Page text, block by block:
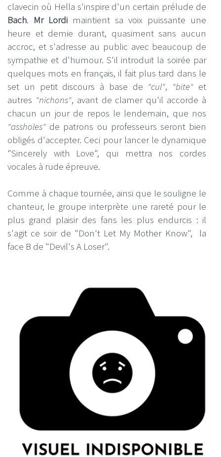
clavecin où Hella s'inspire d'un certain prélude de
Bach. Mr Lordi maintient sa voix puissante une
heure et demie durant, quasiment sans aucun
accroc, et s'adresse au public avec beaucoup de
sympathie et d'humour. S'il introduit la soirée par
quelques mots en français, il fait plus tard dans le
set un petit discours à base de "cul", "bite" et
autres "nichons", avant de clamer qu'il accorde à
chacun un jour de repos le lendemain, que nos
"assholes" de patrons ou professeurs seront bien
obligés d'accepter. Ceci pour lancer le dynamique
"Sincerely with Love", qui mettra nos cordes
vocales à rude épreuve.
Comme à chaque tournée, ainsi que le souligne le
chanteur, le groupe interprète une rareté pour le
plus grand plaisir des fans les plus endurcis : il
s'agit ce soir de "Don't Let My Mother Know", la
face B de "Devil's A Loser".